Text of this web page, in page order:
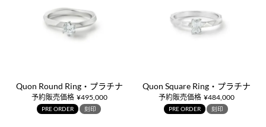
Quon Round Ring・プラチナ
予約販売価格 ¥495,000
PRE ORDER 刻印
Quon Square Ring・プラチナ
予約販売価格 ¥484,000
PRE ORDER 刻印